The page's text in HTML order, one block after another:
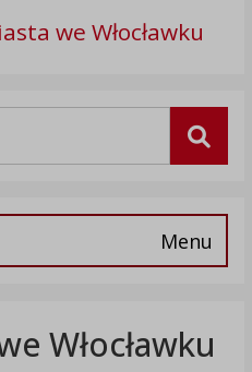
we Włocławku
Menu
Włocławku